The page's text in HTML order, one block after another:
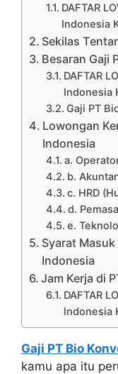
DAFTAR
Indonesia
Sekilas
Besaran Gaji
DAFTAR
Indonesia
Gaji PT
Lowongan
Indonesia
a.
b.
c. HRD
d.
e.
Syarat
Indonesia
Jam Kerja di
DAFTAR
Indonesia
Gaji PT Bio
kamu apa itu